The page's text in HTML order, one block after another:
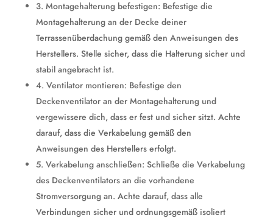
3. Montagehalterung befestigen: Befestige die
Montagehalterung an der Decke deiner
Terrassenüberdachung gemäß den Anweisungen des
Herstellers. Stelle sicher, dass die Halterung sicher und
stabil angebracht ist.
4. Ventilator montieren: Befestige den
Deckenventilator an der Montagehalterung und
vergewissere dich, dass er fest und sicher sitzt. Achte
darauf, dass die Verkabelung gemäß den
Anweisungen des Herstellers erfolgt.
5. Verkabelung anschließen: Schließe die Verkabelung
des Deckenventilators an die vorhandene
Stromversorgung an. Achte darauf, dass alle
Verbindungen sicher und ordnungsgemäß isoliert